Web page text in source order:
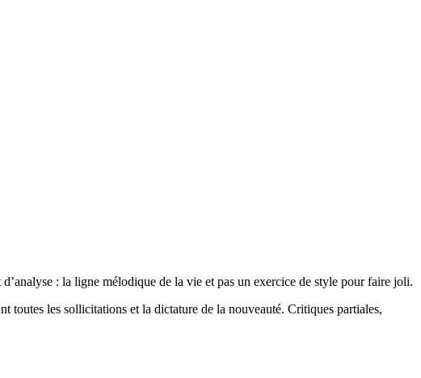
: la ligne mélodique de la vie et pas un exercice de style pour faire joli.
toutes les sollicitations et la dictature de la nouveauté. Critiques partiales,